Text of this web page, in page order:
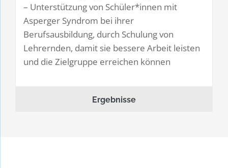
– Unterstützung von Schüler*innen mit
Asperger Syndrom bei ihrer
Berufsausbildung, durch Schulung von
Lehrernden, damit sie bessere Arbeit leisten
und die Zielgruppe erreichen können
Ergebnisse